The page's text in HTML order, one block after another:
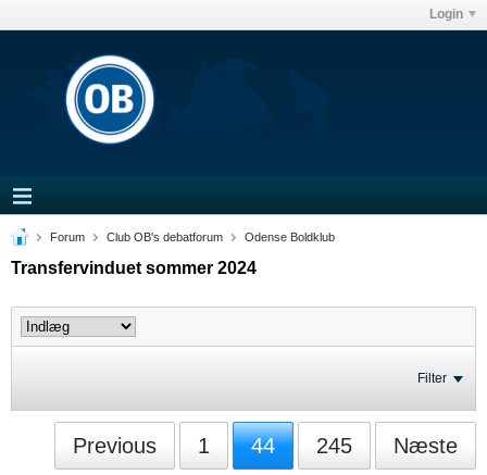
Login
Forum Club OB's debatforum Odense Boldklub
Transfervinduet sommer 2024
Filter
Previous 1 44 245 Næste